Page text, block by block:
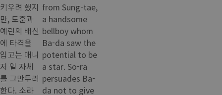
키우려 했지
만, 도훈과
예린의 배신
에 타격을
입고는 매니
저 일 자체
를 그만두려
한다. 소라
from Sung-tae,
a handsome
bellboy whom
Ba-da saw the
potential to be
a star. So-ra
persuades Ba-
da not to give